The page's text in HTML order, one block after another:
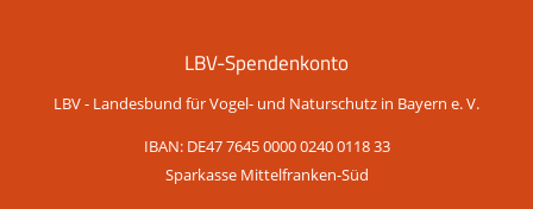
LBV-Spendenkonto
LBV - Landesbund für Vogel- und Naturschutz in Bayern e. V.
IBAN: DE47 7645 0000 0240 0118 33
Sparkasse Mittelfranken-Süd